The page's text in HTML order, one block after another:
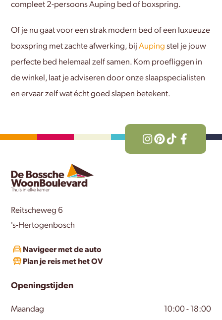
compleet 2-persoons Auping bed of boxspring.
Of je nu gaat voor een strak modern bed of een luxueuze
boxspring met zachte afwerking, bijAupingstel je jouw
perfecte bed helemaal zelf samen. Kom proefliggen in
de winkel, laat je adviseren door onze slaapspecialisten
en ervaar zelf wat écht goed slapen betekent.
Reitscheweg 6
's-Hertogenbosch
Navigeer met de auto
Plan je reis met het OV
Openingstijden
Maandag 10:00 - 18:00